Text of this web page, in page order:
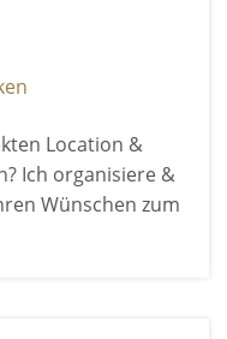
Location &
Ich organisiere &
Wünschen zum